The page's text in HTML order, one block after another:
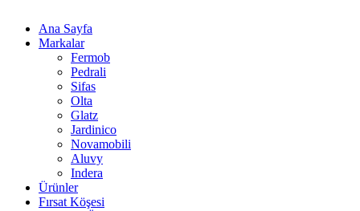
Ana Sayfa
Markalar
Fermob
Pedrali
Sifas
Olta
Glatz
Jardinico
Novamobili
Aluvy
Indera
Ürünler
Fırsat Köşesi